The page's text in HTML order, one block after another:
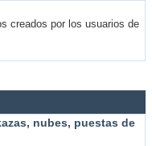
creados por los usuarios de
nubes, puestas de